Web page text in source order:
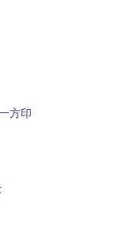
方印